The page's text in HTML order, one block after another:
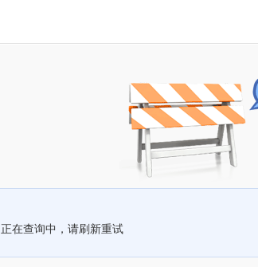
正在查询中，请刷新重试